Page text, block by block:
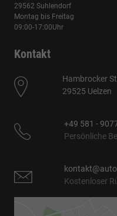
29562 Suhlendorf
Montag bis Freitag
09:00-17:00Uhr
Kontakt
Hambrocker
29525 Uelzen
+49 581 -
Persönliche
Kostenloser